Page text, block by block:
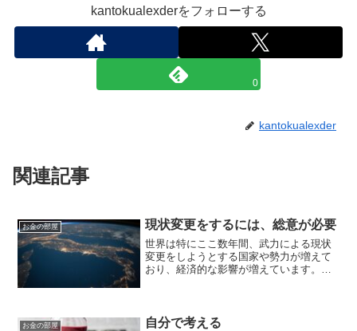
kantokualexderをフォローする
0
kantokualexder
関連記事
お金の部屋 現状変更をするには、総意が必要
世界は特にここ数年間、武力による現状
変更をしようとする国家や勢力が増えて
おり、経済的な影響が増えています。何
お金の部屋 自分で考える